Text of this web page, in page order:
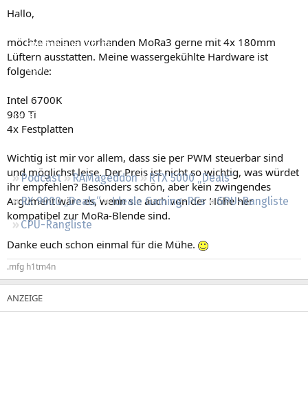
Aktuelles
Empfohlene Inhalte
Neue Beiträge
Leserartikel
Podcast RAMageddon
RTX 5000 „Deals“
RX 9000 „Deals“
Ideale Gaming-PCs
GPU-Rangliste
CPU-Rangliste
r
Hallo,
möchte meinen vorhanden MoRa3 gerne mit 4x 180mm
Lüftern ausstatten. Meine wassergekühlte Hardware ist
folgende:
Intel 6700K
980 Ti
4x Festplatten
Wichtig ist mir vor allem, dass sie per PWM steuerbar sind
und möglichst leise. Der Preis ist nicht so wichtig, was würdet
ihr empfehlen? Besonders schön, aber kein zwingendes
Argument wäre es, wenn sie auch von der Höhe her
kompatibel zur MoRa-Blende sind.
Danke euch schon einmal für die Mühe.
.mfg h1tm4n